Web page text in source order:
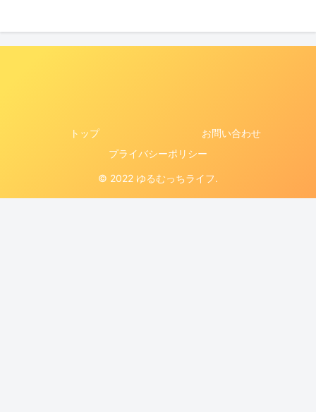
トップ
お問い合わせ
プライバシーポリシー
© 2022 ゆるむっちライフ.